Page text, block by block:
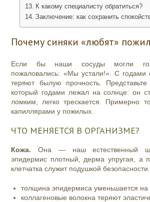
К какому специалисту обратиться?
Заключение: как сохранить
Почему синяки «любят»
Если бы наши сосуды могли
пожаловались: «Мы устали!». С годами
теряют былую прочность.
который годами лежал на солнце: он
ломким, легко трескается. Примерно
капиллярами у пожилых.
ЧТО МЕНЯЕТСЯ В ОРГАНИЗМЕ?
Кожа. Она — наш естественный
эпидермис плотный, дерма упругая, а
клетчатка служит подушкой
толщина эпидермиса уменьшается на
коллагеновые волокна теряют